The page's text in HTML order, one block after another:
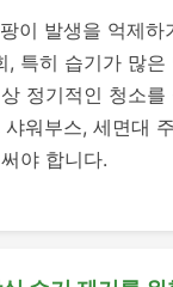
이 발생을 억제하
, 특히 습기가 많
정기적인 청소를
샤워부스, 세면대
야 합니다.